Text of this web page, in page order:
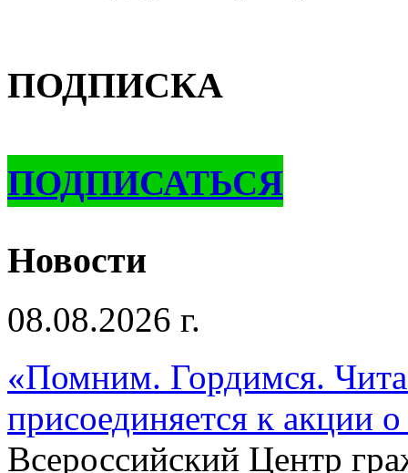
ПОДПИСКА
ПОДПИСАТЬСЯ
Новости
08.08.2026 г.
«Помним. Гордимся.
присоединяется к акции
Всероссийский Центр